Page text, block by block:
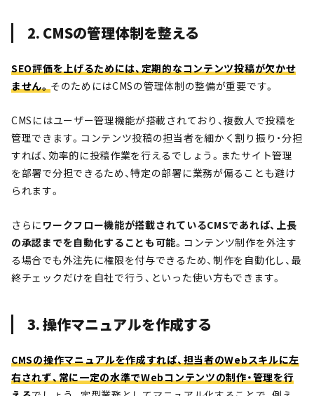
2. CMSの管理体制を整える
SEO評価を上げるためには、定期的なコンテンツ投稿が欠かせ
ません。そのためにはCMSの管理体制の整備が重要です。
CMSにはユーザー管理機能が搭載されており、複数人で投稿を
管理できます。コンテンツ投稿の担当者を細かく割り振り・分担
すれば、効率的に投稿作業を行えるでしょう。またサイト管理
を部署で分担できるため、特定の部署に業務が偏ることも避け
られます。
さらに ワークフロー機能が搭載されているCMSであれば、上長
の承認までを自動化することも可能。コンテンツ制作を外注す
る場合でも外注先に権限を付与できるため、制作を自動化し、最
終チェックだけを自社で行う、といった使い方もできます。
3. 操作マニュアルを作成する
CMSの操作マニュアルを作成すれば、担当者のWebスキルに左
右されず、常に一定の水準でWebコンテンツの制作・管理を行